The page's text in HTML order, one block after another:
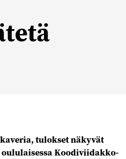
tulokset näkyvät
Koodiviidakko-